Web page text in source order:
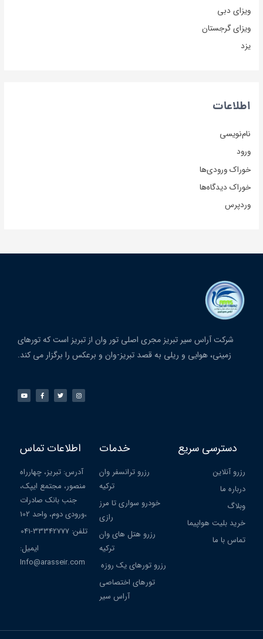
ویزای دبی
ویزای گرجستان
یزد
اطلاعات
نام‌نویسی
ورود
خوراک ورودی‌ها
خوراک دیدگاه‌ها
وردپرس
شرکت آراس سیر تبریز مجری اصلی تور وان از تبریز است که تورهای
زمینی، هوایی و ریلی به قصد تبریز-وان و برعکس را برگزار می کند.
دسترسی سریع
رزرو آنلاین
درباره ما
وبلاگ
خرید بلیت هواپیما
تماس با ما
خدمات
رزرو ترانسفر وان
ترکیه
خودرو سواری تا مرز
رازی
رزرو هتل های وان
ترکیه
رزرو تورهای یک روزه
تورهای اختصاصی
آراس سیر
اطلاعات تماس
آدرس: تبریز، چهارراه
منصور، مجتمع ایپک،
جنب بانک صادرات
،ورودی دوم، واحد 102
تلفن: 33342777-041
ایمیل:
Info@arasseir.com